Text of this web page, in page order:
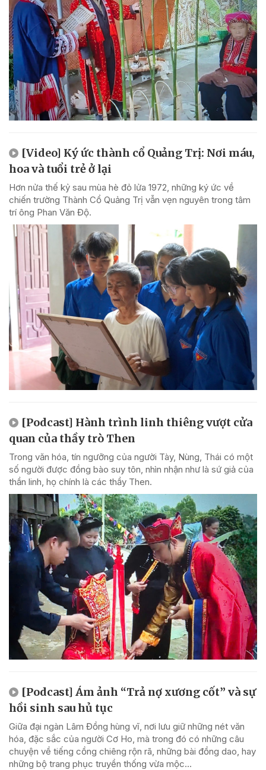
[Video] Ký ức thành cổ Quảng Trị: Nơi máu,
hoa và tuổi trẻ ở lại
Hơn nửa thế kỷ sau mùa hè đỏ lửa 1972, những ký ức về
chiến trường Thành Cổ Quảng Trị vẫn vẹn nguyên trong tâm
trí ông Phan Văn Độ.
[Podcast] Hành trình linh thiêng vượt cửa
quan của thầy trò Then
Trong văn hóa, tín ngưỡng của người Tày, Nùng, Thái có một
số người được đồng bào suy tôn, nhìn nhận như là sứ giả của
thần linh, họ chính là các thầy Then.
[Podcast] Ám ảnh “Trả nợ xương cốt” và sự
hồi sinh sau hủ tục
Giữa đại ngàn Lâm Đồng hùng vĩ, nơi lưu giữ những nét văn
hóa, đặc sắc của người Cơ Ho, mà trong đó có những câu
chuyện về tiếng cồng chiêng rộn rã, những bài đồng dao, hay
những bộ trang phục truyền thống vừa mộc...